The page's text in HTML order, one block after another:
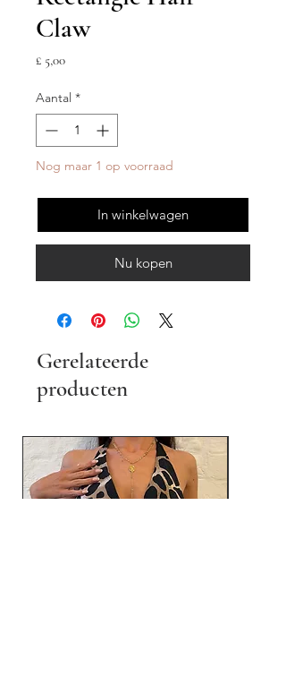
Claw
£ 5,00Prijs
Aantal *
Nog maar 1 op voorraad
In winkelwagen
Nu kopen
Gerelateerde
producten